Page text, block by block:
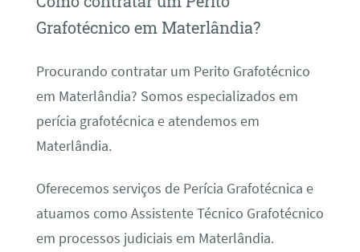
Grafotécnico em Materlândia?
Procurando contratar um Perito Grafotécnico
em Materlândia? Somos especializados em
perícia grafotécnica e atendemos em
Materlândia.
Oferecemos serviços de Perícia Grafotécnica e
atuamos como Assistente Técnico Grafotécnico
em processos judiciais em Materlândia.